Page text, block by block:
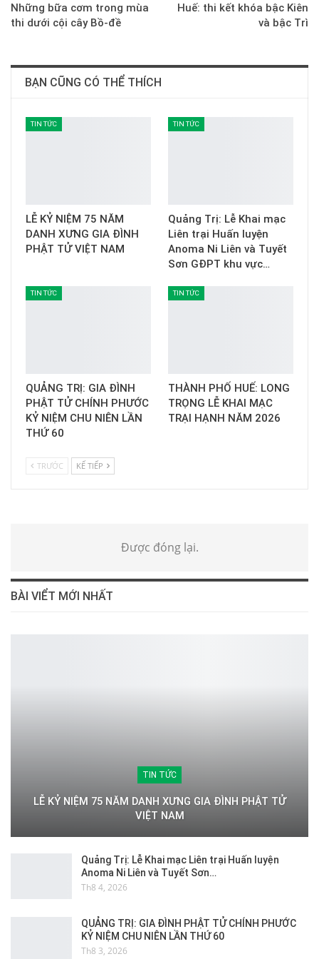
Những bữa cơm trong mùa
thi dưới cội cây Bồ-đề
Huế: thi kết khóa bậc Kiên
và bậc Trì
BẠN CŨNG CÓ THỂ THÍCH
TIN TỨC
LỄ KỶ NIỆM 75 NĂM
DANH XƯNG GIA ĐÌNH
PHẬT TỬ VIỆT NAM
TIN TỨC
Quảng Trị: Lễ Khai mạc
Liên trại Huấn luyện
Anoma Ni Liên và Tuyết
Sơn GĐPT khu vực…
TIN TỨC
QUẢNG TRỊ: GIA ĐÌNH
PHẬT TỬ CHÍNH PHƯỚC
KỶ NIỆM CHU NIÊN LẦN
THỨ 60
TIN TỨC
THÀNH PHỐ HUẾ: LONG
TRỌNG LỄ KHAI MẠC
TRẠI HẠNH NĂM 2026
TRƯỚC KẾ TIẾP
Được đóng lại.
BÀI VIỂT MỚI NHẤT
TIN TỨC
LỄ KỶ NIỆM 75 NĂM DANH XƯNG GIA ĐÌNH PHẬT TỬ
VIỆT NAM
Quảng Trị: Lễ Khai mạc Liên trại Huấn luyện
Anoma Ni Liên và Tuyết Sơn…
Th8 4, 2026
QUẢNG TRỊ: GIA ĐÌNH PHẬT TỬ CHÍNH PHƯỚC
KỶ NIỆM CHU NIÊN LẦN THỨ 60
Th8 3, 2026